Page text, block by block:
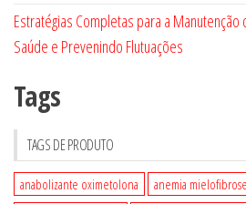
Estratégias Completas para a
Saúde e Prevenindo Flutuações
Tags
TAGS DE PRODUTO
anabolizante oximetolona
anemia